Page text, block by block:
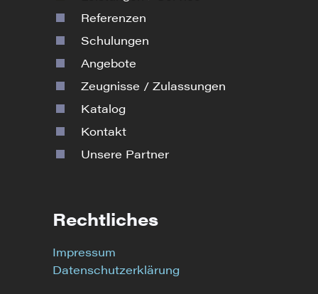
Referenzen
Schulungen
Angebote
Zeugnisse / Zulassungen
Katalog
Kontakt
Unsere Partner
Rechtliches
Impressum
Datenschutzerklärung